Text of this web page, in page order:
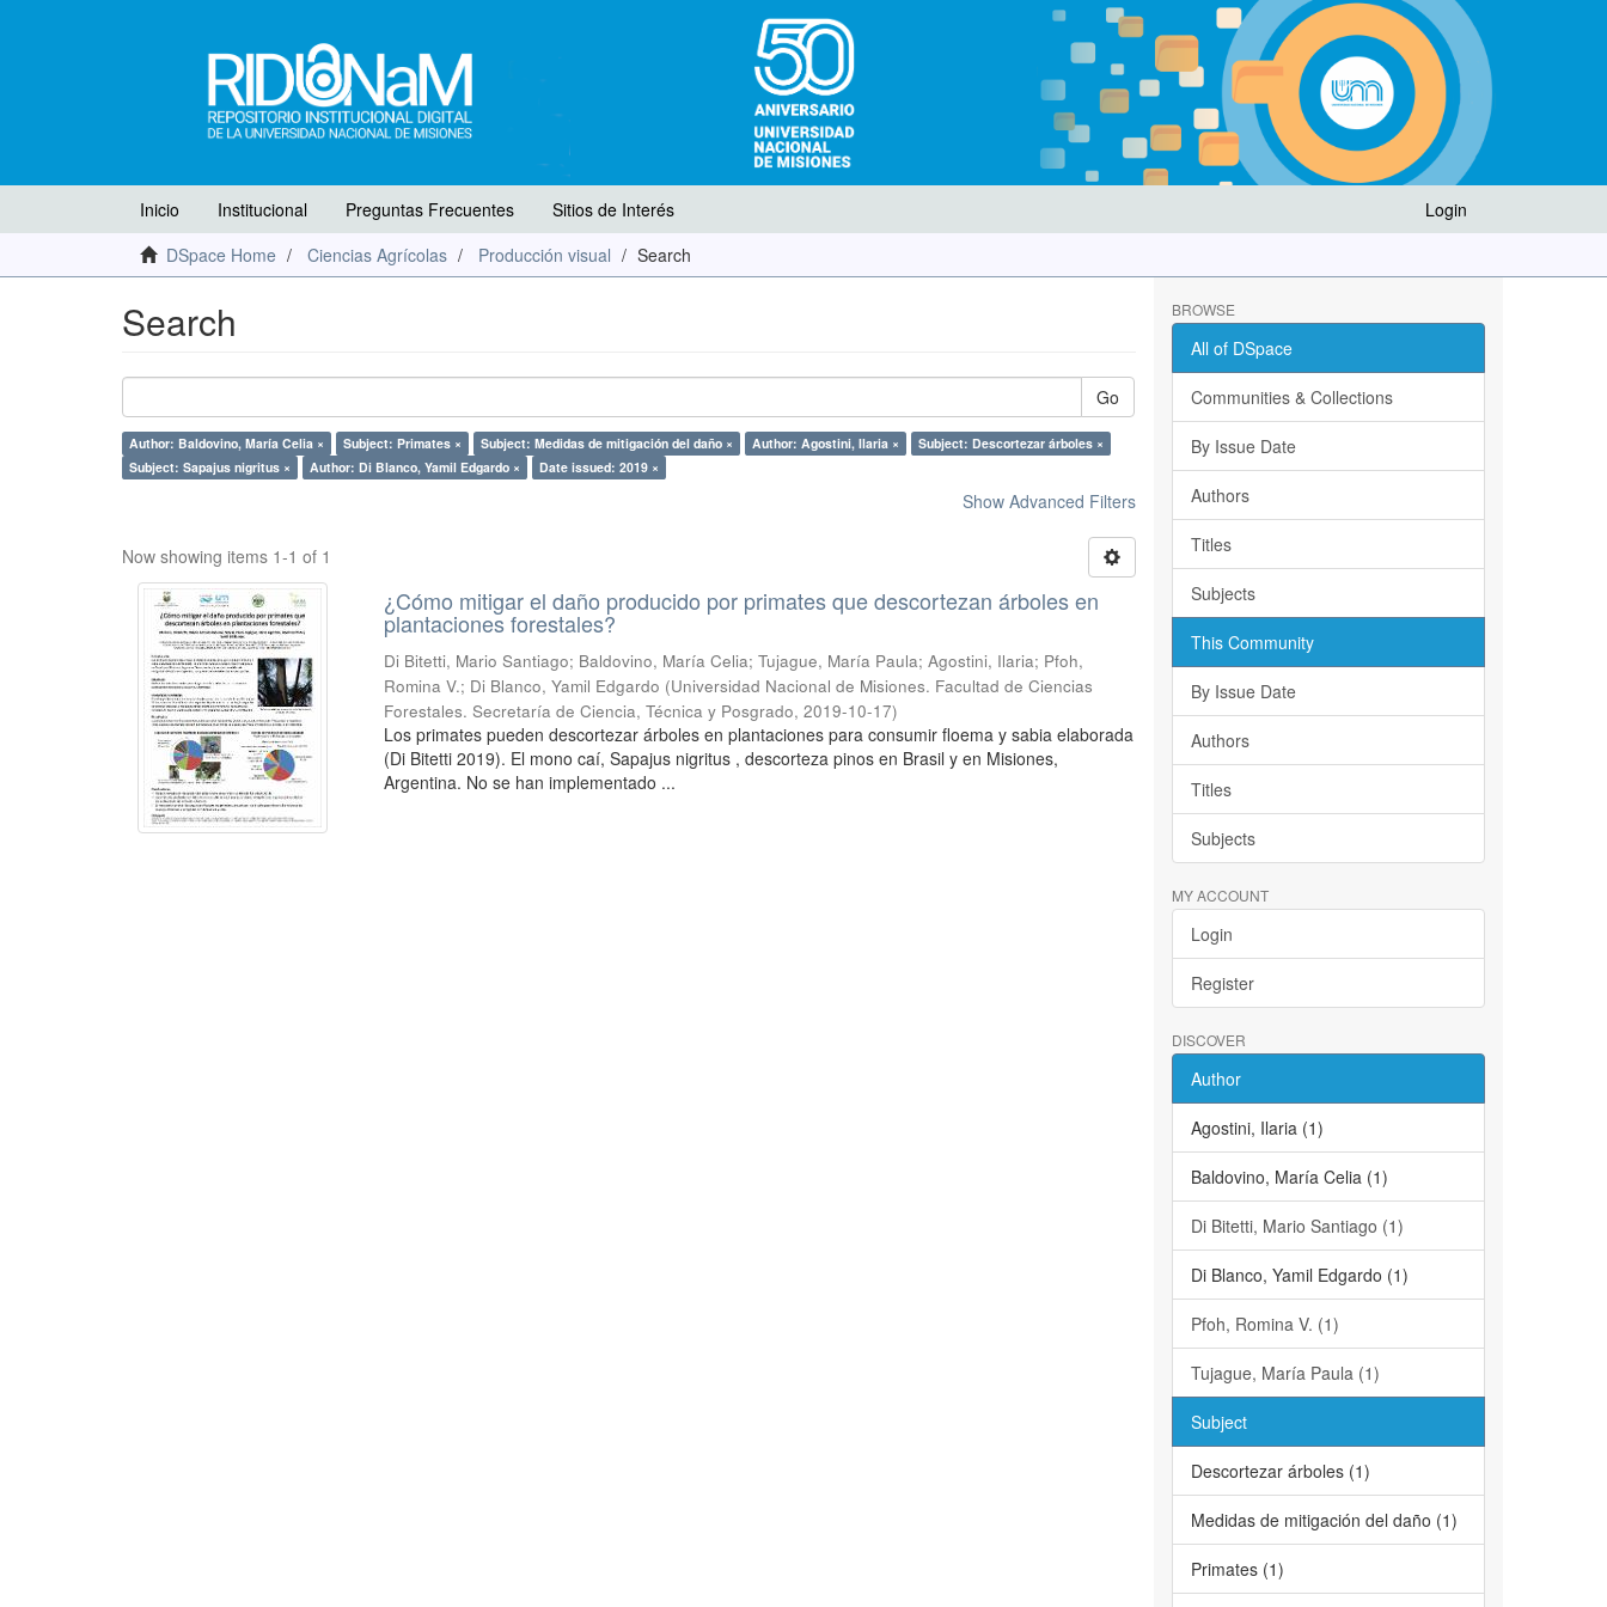
Login
Inicio Institucional Preguntas Frecuentes
Sitios de Interés
DSpace Home
Ciencias Agrícolas Producción visual Search
Search
Go
Author: Baldovino, María Celia × Subject: Primates × Subject: Medidas de mitigación del daño × Author: Agostini, Ilaria ×
Subject: Descortezar árboles ×
Subject: Sapajus nigritus ×
Author: Di Blanco, Yamil Edgardo × Date issued: 2019 ×
Show Advanced Filters
Now showing items 1-1 of 1
¿Cómo mitigar el daño producido por primates que descortezan árboles en
plantaciones forestales?
Di Bitetti, Mario Santiago; Baldovino, María Celia; Tujague, María Paula; Agostini, Ilaria; Pfoh,
Romina V.; Di Blanco, Yamil Edgardo (Universidad Nacional de Misiones. Facultad de Ciencias
Forestales. Secretaría de Ciencia, Técnica y Posgrado,2019-10-17)
Los primates pueden descortezar árboles en plantaciones para consumir floema y sabia elaborada
(Di Bitetti 2019). El mono caí, Sapajus nigritus , descorteza pinos en Brasil y en Misiones,
Argentina. No se han implementado ...
BROWSE
All of DSpace
Communities & Collections
By Issue Date
Authors
Titles
Subjects
This Community
By Issue Date
Authors
Titles
Subjects
MY ACCOUNT
Login
Register
DISCOVER
Author
Agostini, Ilaria (1)
Baldovino, María Celia (1)
Di Bitetti, Mario Santiago (1)
Di Blanco, Yamil Edgardo (1)
Pfoh, Romina V. (1)
Tujague, María Paula (1)
Subject
Descortezar árboles (1)
Medidas de mitigación del daño (1)
Primates (1)